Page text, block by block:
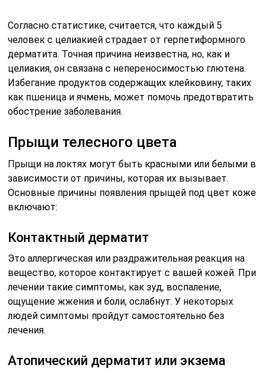
Согласно статистике, считается, что каждый 5
человек с целиакией страдает от герпетиформного
дерматита. Точная причина неизвестна, но, как и
целиакия, он связана с непереносимостью глютена.
Избегание продуктов содержащих клейковину, таких
как пшеница и ячмень, может помочь предотвратить
обострение заболевания.
Прыщи телесного цвета
Прыщи на локтях могут быть красными или белыми в
зависимости от причины, которая их вызывает.
Основные причины появления прыщей под цвет коже
включают:
Контактный дерматит
Это аллергическая или раздражительная реакция на
вещество, которое контактирует с вашей кожей. При
лечении такие симптомы, как зуд, воспаление,
ощущение жжения и боли, ослабнут. У некоторых
людей симптомы пройдут самостоятельно без
лечения.
Атопический дерматит или экзема